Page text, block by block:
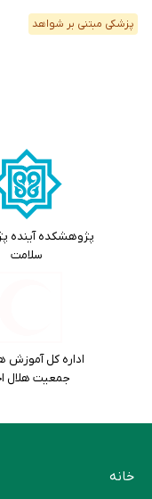
پزشکی مبتنی بر شواهد
پژوهشکده آینده
سلامت
اداره کل آموزش
جمعیت هلال
خانه